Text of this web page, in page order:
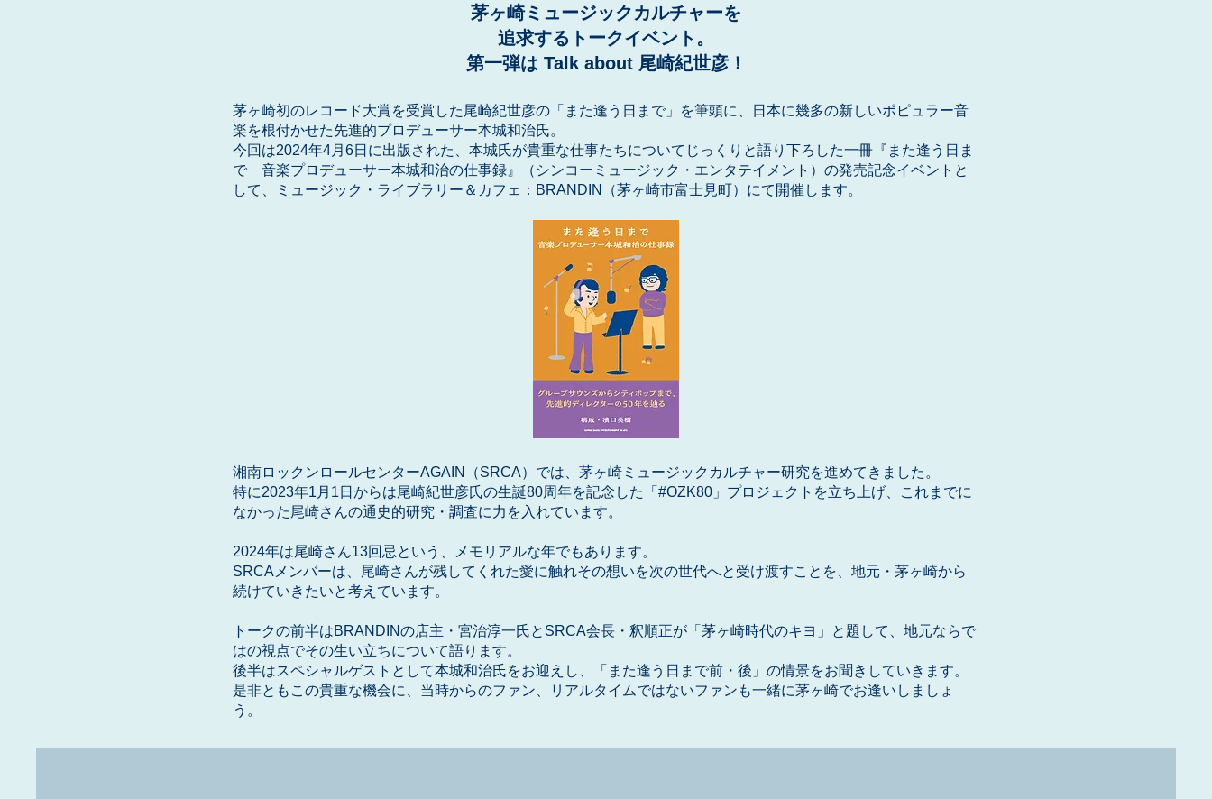
茅ヶ崎ミュージックカルチャーを
追求するトークイベント。
第一弾は Talk about 尾崎紀世彦！
茅ヶ崎初のレコード大賞を受賞した尾崎紀世彦の「また逢う日まで」を筆頭に、日本に幾多の新しいポピュラー音
楽を根付かせた先進的プロデューサー本城和治氏。
今回は2024年4月6日に出版された、本城氏が貴重な仕事たちについてじっくりと語り下ろした一冊『また逢う日ま
で 音楽プロデューサー本城和治の仕事録』（シンコーミュージック・エンタテイメント）の発売記念イベントと
して、ミュージック・ライブラリー＆カフェ：BRANDIN（茅ヶ崎市富士見町）にて開催します。
湘南ロックンロールセンターAGAIN（SRCA）では、茅ヶ崎ミュージックカルチャー研究を進めてきました。
特に2023年1月1日からは尾崎紀世彦氏の生誕80周年を記念した「#OZK80」プロジェクトを立ち上げ、これまでに
なかった尾崎さんの通史的研究・調査に力を入れています。
2024年は尾崎さん13回忌という、メモリアルな年でもあります。
SRCAメンバーは、尾崎さんが残してくれた愛に触れその想いを次の世代へと受け渡すことを、地元・茅ヶ崎から
続けていきたいと考えています。
トークの前半はBRANDINの店主・宮治淳一氏とSRCA会長・釈順正が「茅ヶ崎時代のキヨ」と題して、地元ならで
はの視点でその生い立ちについて語ります。
後半はスペシャルゲストとして本城和治氏をお迎えし、「また逢う日まで前・後」の情景をお聞きしていきます。
是非ともこの貴重な機会に、当時からのファン、リアルタイムではないファンも一緒に茅ヶ崎でお逢いしましょ
う。